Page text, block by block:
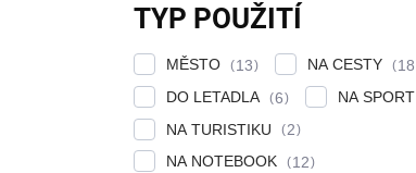
TYP POUŽITÍ
MĚSTO 13 NA CESTY
18
DO LETADLA
6 NA SPORT
NA TURISTIKU
2
NA NOTEBOOK
12